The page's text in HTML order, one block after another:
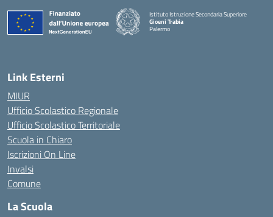
Istituto Istruzione Secondaria Superiore
Gioeni Trabia
Palermo
Link Esterni
MIUR
Ufficio Scolastico Regionale
Ufficio Scolastico Territoriale
Scuola in Chiaro
Iscrizioni On Line
Invalsi
Comune
La Scuola